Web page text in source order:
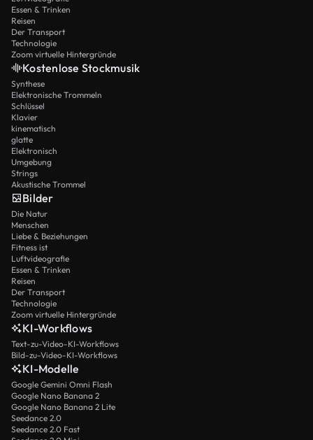
Essen & Trinken
Reisen
Der Transport
Technologie
Zoom virtuelle Hintergründe
Kostenlose Stockmusik
Synthese
Elektronische Trommeln
Schlüssel
Klavier
kinematisch
glatte
Elektronisch
Umgebung
Strings
Akustische Trommel
Bilder
Die Natur
Menschen
Liebe & Beziehungen
Fitness ist
Luftvideografie
Essen & Trinken
Reisen
Der Transport
Technologie
Zoom virtuelle Hintergründe
KI-Workflows
Text-zu-Video-KI-Workflows
Bild-zu-Video-KI-Workflows
KI-Modelle
Google Gemini Omni Flash
Google Nano Banana 2
Google Nano Banana 2 Lite
Seedance 2.0
Seedance 2.0 Fast